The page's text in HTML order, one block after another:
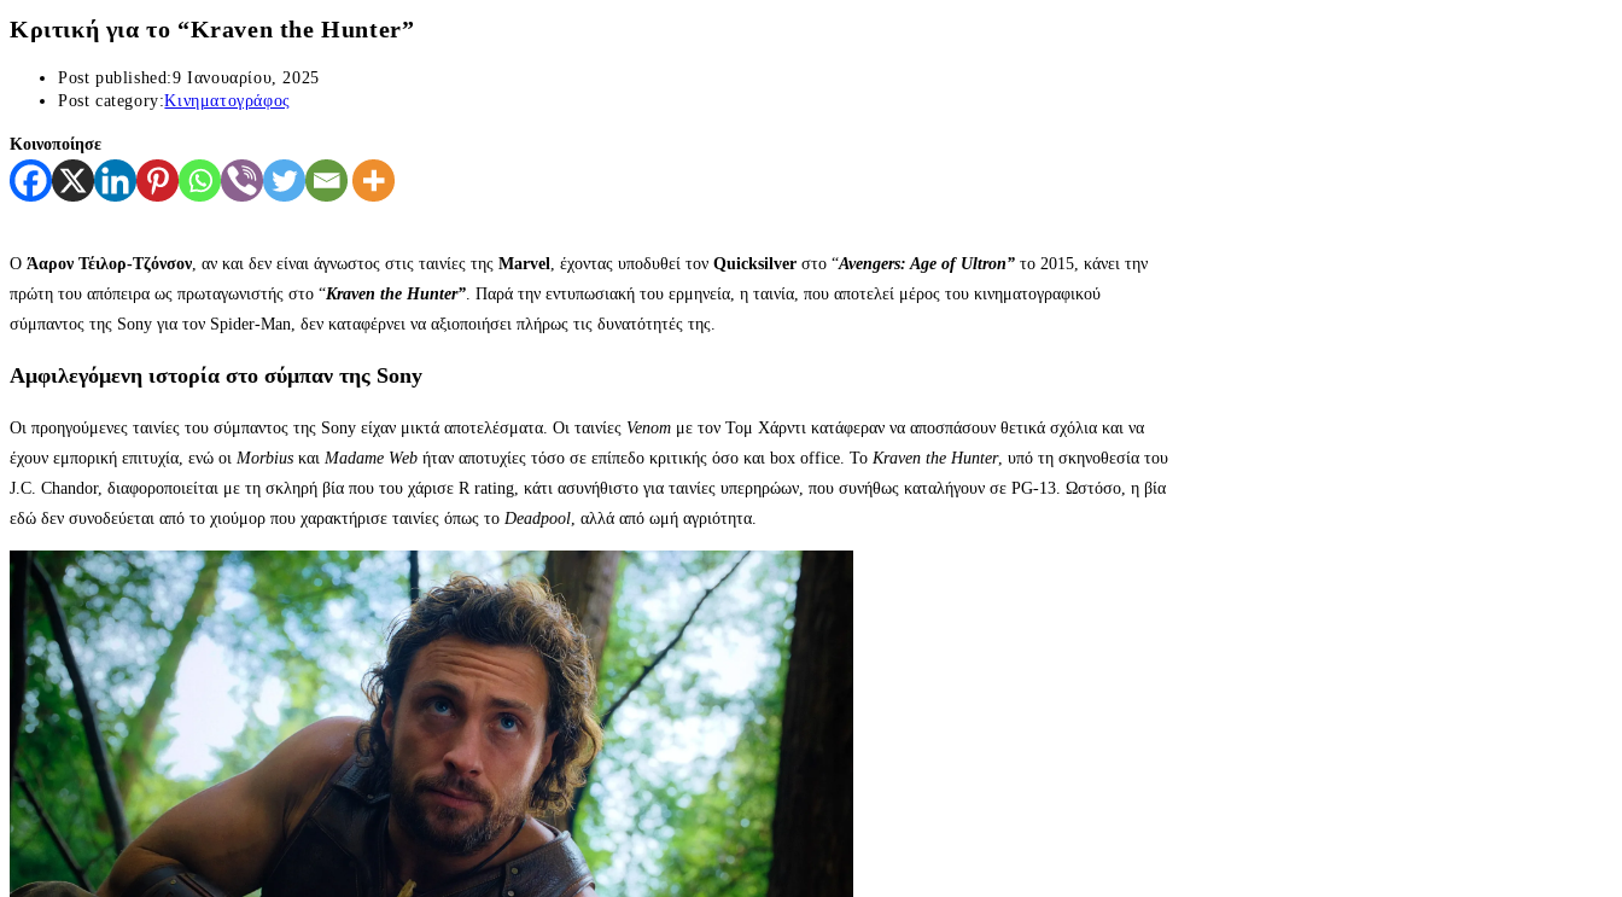
Κριτική για το “Kraven the Hunter”
Post published:9 Ιανουαρίου, 2025
Post category:Κινηματογράφος
Κοινοποίησε
Ο Άαρον Τέιλορ-Τζόνσον , αν και δεν είναι άγνωστος στις ταινίες της Marvel , έχοντας υποδυθεί τον Quicksilver στο “Avengers: Age of Ultron” το 2015, κάνει την
πρώτη του απόπειρα ως πρωταγωνιστής στο “Kraven the Hunter” . Παρά την εντυπωσιακή του ερμηνεία, η ταινία, που αποτελεί μέρος του κινηματογραφικού
σύμπαντος της Sony για τον Spider-Man, δεν καταφέρνει να αξιοποιήσει πλήρως τις δυνατότητές της.
Αμφιλεγόμενη ιστορία στο σύμπαν της Sony
Οι προηγούμενες ταινίες του σύμπαντος της Sony είχαν μικτά αποτελέσματα. Οι ταινίες Venom με τον Τομ Χάρντι κατάφεραν να αποσπάσουν θετικά σχόλια και να
έχουν εμπορική επιτυχία, ενώ οι Morbius και Madame Web ήταν αποτυχίες τόσο σε επίπεδο κριτικής όσο και box office. Το Kraven the Hunter, υπό τη σκηνοθεσία του
J.C. Chandor, διαφοροποιείται με τη σκληρή βία που του χάρισε R rating, κάτι ασυνήθιστο για ταινίες υπερηρώων, που συνήθως καταλήγουν σε PG-13. Ωστόσο, η βία
εδώ δεν συνοδεύεται από το χιούμορ που χαρακτήρισε ταινίες όπως το Deadpool , αλλά από ωμή αγριότητα.